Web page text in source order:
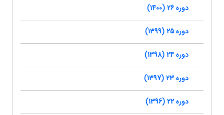
دوره 26 (1400)
دوره 25 (1399)
دوره 24 (1398)
دوره 23 (1397)
دوره 22 (1396)